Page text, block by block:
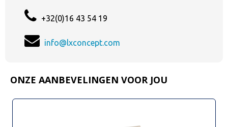
+32(0)16 43 54 19
info@lxconcept.com
ONZE AANBEVELINGEN VOOR JOU